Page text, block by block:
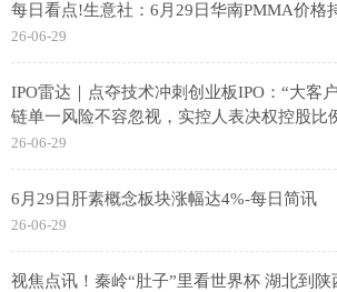
每日看点!生意社：6月29日华南PMMA价格
26-06-29
IPO雷达｜点夺技术冲刺创业板IPO：“大客
链单一风险不容忽视，实控人表决权控股比
26-06-29
6月29日肝素概念板块涨幅达4%-每日简讯
26-06-29
视焦点讯！秦岭“肚子”里看世界杯 湖北到陕